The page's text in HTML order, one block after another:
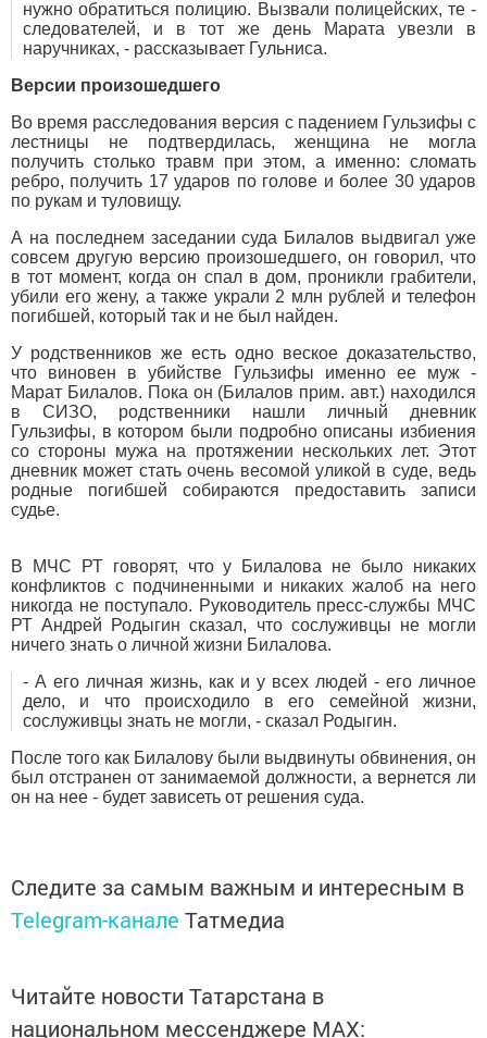
нужно обратиться полицию. Вызвали полицейских, те -
следователей, и в тот же день Марата увезли в
наручниках, - рассказывает Гульниса.
Версии произошедшего
Во время расследования версия с падением Гульзифы с
лестницы не подтвердилась, женщина не могла
получить столько травм при этом, а именно: сломать
ребро, получить 17 ударов по голове и более 30 ударов
по рукам и туловищу.
А на последнем заседании суда Билалов выдвигал уже
совсем другую версию произошедшего, он говорил, что
в тот момент, когда он спал в дом, проникли грабители,
убили его жену, а также украли 2 млн рублей и телефон
погибшей, который так и не был найден.
У родственников же есть одно веское доказательство,
что виновен в убийстве Гульзифы именно ее муж -
Марат Билалов. Пока он (Билалов прим. авт.) находился
в СИЗО, родственники нашли личный дневник
Гульзифы, в котором были подробно описаны избиения
со стороны мужа на протяжении нескольких лет. Этот
дневник может стать очень весомой уликой в суде, ведь
родные погибшей собираются предоставить записи
судье.
В МЧС РТ говорят, что у Билалова не было никаких
конфликтов с подчиненными и никаких жалоб на него
никогда не поступало. Руководитель пресс-службы МЧС
РТ Андрей Родыгин сказал, что сослуживцы не могли
ничего знать о личной жизни Билалова.
- А его личная жизнь, как и у всех людей - его личное
дело, и что происходило в его семейной жизни,
сослуживцы знать не могли, - сказал Родыгин.
После того как Билалову были выдвинуты обвинения, он
был отстранен от занимаемой должности, а вернется ли
он на нее - будет зависеть от решения суда.
Следите за самым важным и интересным в
Telegram-канале Татмедиа
Читайте новости Татарстана в
национальном мессенджере MАХ: